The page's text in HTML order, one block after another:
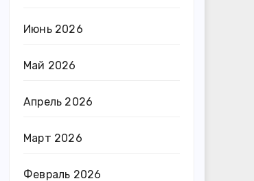
Июнь 2026
Май 2026
Апрель 2026
Март 2026
Февраль 2026